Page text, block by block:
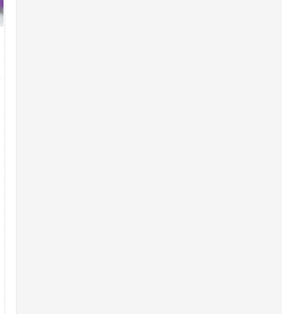
Топпосадовцю Повітряних Сил